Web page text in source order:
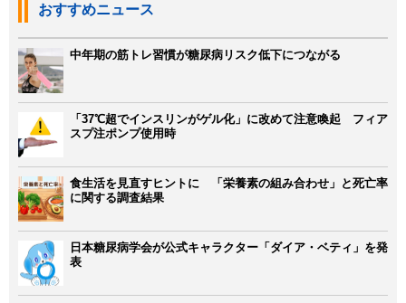
おすすめニュース
中年期の筋トレ習慣が糖尿病リスク低下につながる
「37℃超でインスリンがゲル化」に改めて注意喚起 フィア
スプ注ポンプ使用時
食生活を見直すヒントに 「栄養素の組み合わせ」と死亡率
に関する調査結果
日本糖尿病学会が公式キャラクター「ダイア・ベティ」を発
表